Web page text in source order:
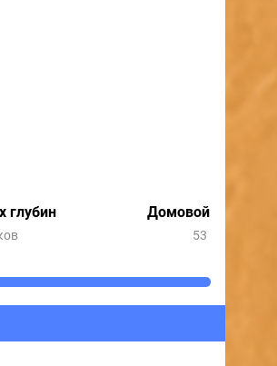
глубин Домовой и все-
53 выпуска